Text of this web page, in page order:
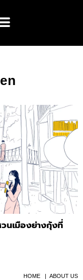
นเมืองย่างกุ้งที่
HOME | ABOUT US